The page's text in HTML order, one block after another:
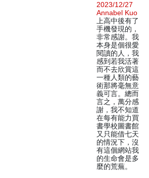
2023/12/27
Annabel Kuo
上高中後有了
手機發現的，
非常感謝。我
本身是個很愛
閱讀的人，我
感到若我活著
而不去欣賞這
一種人類的藝
術那將毫無意
義可言。總而
言之，萬分感
謝，我不知道
在每有能力買
書學校圖書館
又只能借七天
的情況下，沒
有這個網站我
的生命會是多
麼的荒蕪。